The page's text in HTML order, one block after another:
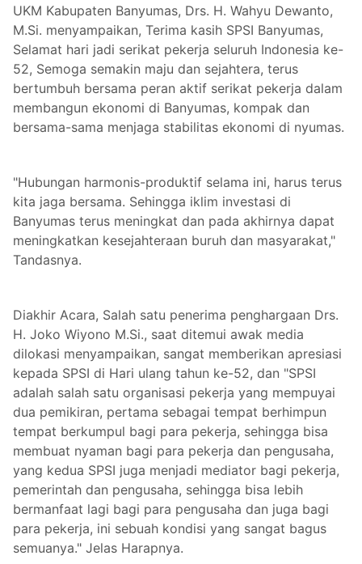
UKM Kabupaten Banyumas, Drs. H. Wahyu Dewanto,
M.Si. menyampaikan, Terima kasih SPSI Banyumas,
Selamat hari jadi serikat pekerja seluruh Indonesia ke-
52, Semoga semakin maju dan sejahtera, terus
bertumbuh bersama peran aktif serikat pekerja dalam
membangun ekonomi di Banyumas, kompak dan
bersama-sama menjaga stabilitas ekonomi di nyumas.
"Hubungan harmonis-produktif selama ini, harus terus
kita jaga bersama. Sehingga iklim investasi di
Banyumas terus meningkat dan pada akhirnya dapat
meningkatkan kesejahteraan buruh dan masyarakat,"
Tandasnya.
Diakhir Acara, Salah satu penerima penghargaan Drs.
H. Joko Wiyono M.Si., saat ditemui awak media
dilokasi menyampaikan, sangat memberikan apresiasi
kepada SPSI di Hari ulang tahun ke-52, dan "SPSI
adalah salah satu organisasi pekerja yang mempuyai
dua pemikiran, pertama sebagai tempat berhimpun
tempat berkumpul bagi para pekerja, sehingga bisa
membuat nyaman bagi para pekerja dan pengusaha,
yang kedua SPSI juga menjadi mediator bagi pekerja,
pemerintah dan pengusaha, sehingga bisa lebih
bermanfaat lagi bagi para pengusaha dan juga bagi
para pekerja, ini sebuah kondisi yang sangat bagus
semuanya." Jelas Harapnya.